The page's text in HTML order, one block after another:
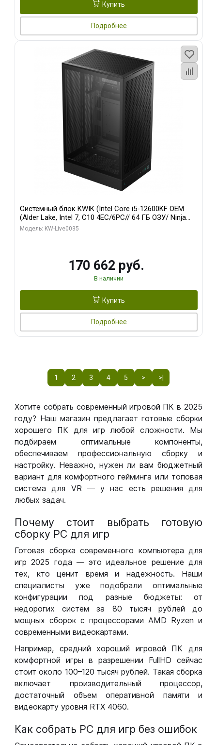
Купить
Подробнее
Системный блок KWIK (Intel Core i5-12600KF OEM
(Alder Lake, Intel 7, C10 4EC/6PC// 64 ГБ ОЗУ/ Ninja
Sinotex GTX1650 4GB 128bit GDDR6 DVI DP HDMI 2/
Модель: KW-Live0035
170 662 руб.
В наличии
Купить
Подробнее
1 2 3 4 5 > >|
Хотите собрать современный игровой ПК в 2025
году? Наш магазин предлагает готовые сборки
хорошего ПК для игр любой сложности. Мы
подбираем оптимальные компоненты,
обеспечиваем профессиональную сборку и
настройку. Неважно, нужен ли вам бюджетный
вариант для комфортного гейминга или топовая
система для VR — у нас есть решения для
любых задач.
Почему стоит выбрать готовую
сборку РС для игр
Готовая сборка современного компьютера для
игр 2025 года — это идеальное решение для
тех, кто ценит время и надежность. Наши
специалисты уже подобрали оптимальные
конфигурации под разные бюджеты: от
недорогих систем за 80 тысяч рублей до
мощных сборок с процессорами AMD Ryzen и
современными видеокартами.
Например, средний хороший игровой ПК для
комфортной игры в разрешении FullHD сейчас
стоит около 100–120 тысяч рублей. Такая сборка
включает производительный процессор,
достаточный объем оперативной памяти и
видеокарту уровня RTX 4060.
Как собрать РС для игр без ошибок